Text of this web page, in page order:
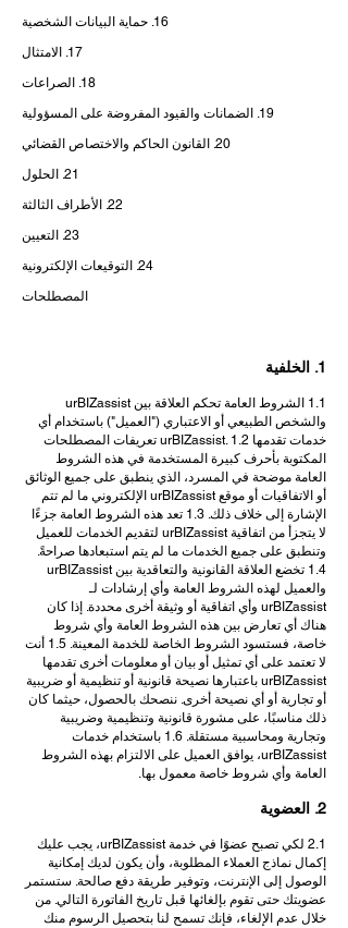
16. حماية البيانات الشخصية
17. الامتثال
18. الصراعات
19. الضمانات والقيود المفروضة على المسؤولية
20. القانون الحاكم والاختصاص القضائي
21. الحلول
22. الأطراف الثالثة
23. التعيين
24. التوقيعات الإلكترونية
المصطلحات
1. الخلفية
1.1 الشروط العامة تحكم العلاقة بين urBIZassist
والشخص الطبيعي أو الاعتباري ("العميل") باستخدام أي
خدمات تقدمها urBIZassist. 1.2 تعريفات المصطلحات
المكتوبة بأحرف كبيرة المستخدمة في هذه الشروط
العامة موضحة في المسرد، الذي ينطبق على جميع الوثائق
أو الاتفاقيات أو موقع urBIZassist الإلكتروني ما لم تتم
الإشارة إلى خلاف ذلك. 1.3 تعد هذه الشروط العامة جزءًا
لا يتجزأ من اتفاقية urBIZassist لتقديم الخدمات للعميل
وتنطبق على جميع الخدمات ما لم يتم استبعادها صراحةً.
1.4 تخضع العلاقة القانونية والتعاقدية بين urBIZassist
والعميل لهذه الشروط العامة وأي إرشادات لـ
urBIZassist وأي اتفاقية أو وثيقة أخرى محددة. إذا كان
هناك أي تعارض بين هذه الشروط العامة وأي شروط
خاصة، فستسود الشروط الخاصة للخدمة المعينة. 1.5 أنت
لا تعتمد على أي تمثيل أو بيان أو معلومات أخرى تقدمها
urBIZassist باعتبارها نصيحة قانونية أو تنظيمية أو ضريبية
أو تجارية أو أي نصيحة أخرى. ننصحك بالحصول، حيثما كان
ذلك مناسبًا، على مشورة قانونية وتنظيمية وضريبية
وتجارية ومحاسبية مستقلة. 1.6 باستخدام خدمات
urBIZassist، يوافق العميل على الالتزام بهذه الشروط
العامة وأي شروط خاصة معمول بها.
2. العضوية
2.1 لكي تصبح عضوًا في خدمة urBIZassist، يجب عليك
إكمال نماذج العملاء المطلوبة، وأن يكون لديك إمكانية
الوصول إلى الإنترنت، وتوفير طريقة دفع صالحة. ستستمر
عضويتك حتى تقوم بإلغائها قبل تاريخ الفاتورة التالي. من
خلال عدم الإلغاء، فإنك تسمح لنا بتحصيل الرسوم منك